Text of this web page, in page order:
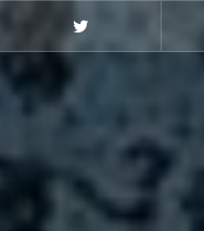
Aller
contenu